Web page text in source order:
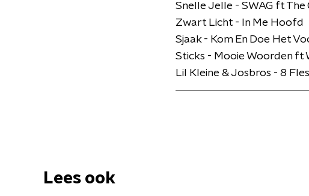
Snelle Jelle - SWAG ft The
Zwart Licht - In Me Hoofd
Sjaak - Kom En Doe Het
Sticks - Mooie Woorden ft
Lil Kleine & Josbros - 8
Lees ook